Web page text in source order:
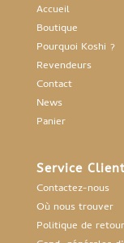
Accueil
Boutique
Pourquoi Koshi ?
Revendeurs
Contact
News
Panier
Service
Contactez-nous
Où nous trouver
Politique de retour